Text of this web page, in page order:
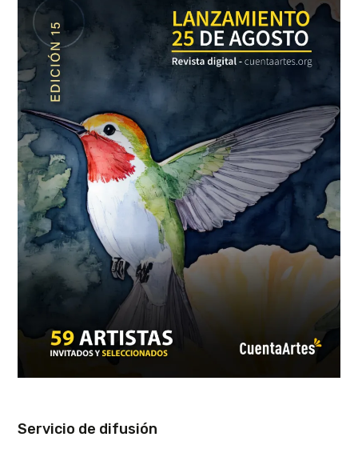
Servicio de difusión